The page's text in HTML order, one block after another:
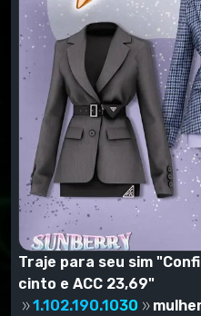
Traje para seu sim
cinto e ACC 23,69"
1.102.190.1030